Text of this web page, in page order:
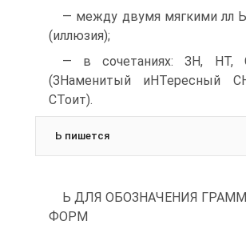
— между двумя мягкими лл
(иллюзия);
— в сочетаниях: ЗН,
(ЗНаменитый иНТересный
СТоит).
Ь пишется
Ь ДЛЯ ОБОЗНАЧЕНИЯ
ФОРМ